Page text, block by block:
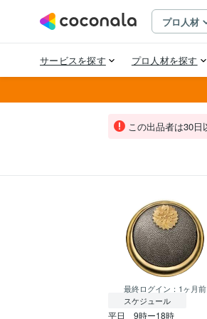
この出品者は30日
最終ログイン： 1ヶ月前
スケジュール
平日　9時ー18時